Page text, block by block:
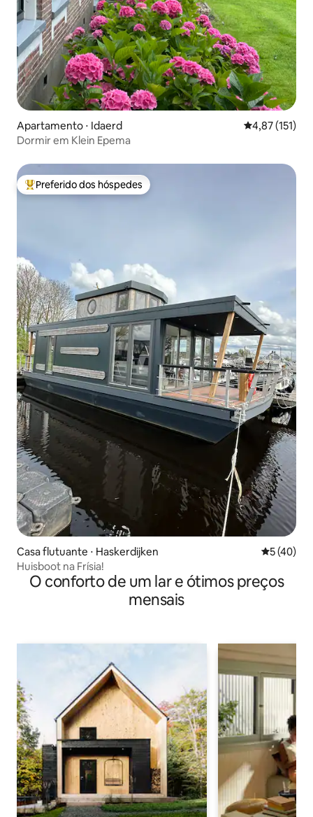
Apartamento ⋅ Idaerd 4,87 de uma
4,87 (151)
Dormir em Klein Epema
Entre os melhores preferidos dos hóspedes
Preferido dos hóspedes
Casa flutuante ⋅ Haskerdijken 5 de uma
5 (40)
Huisboot na Frísia!
O conforto de um lar e ótimos preços
mensais